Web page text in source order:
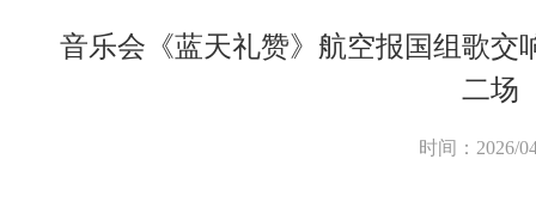
音乐会《蓝天礼赞》航空报国组歌交
二场
时间：2026/